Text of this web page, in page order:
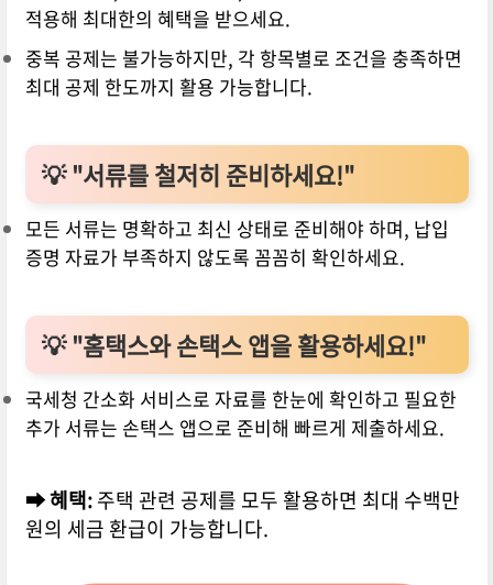
적용해 최대한의 혜택을 받으세요.
중복 공제는 불가능하지만, 각 항목별로 조건을 충족하면
최대 공제 한도까지 활용 가능합니다.
💡"서류를 철저히 준비하세요!"
모든 서류는 명확하고 최신 상태로 준비해야 하며, 납입
증명 자료가 부족하지 않도록 꼼꼼히 확인하세요.
💡"홈택스와 손택스 앱을 활용하세요!"
국세청 간소화 서비스로 자료를 한눈에 확인하고 필요한
추가 서류는 손택스 앱으로 준비해 빠르게 제출하세요.
➡ 혜택:주택 관련 공제를 모두 활용하면 최대 수백만
원의 세금 환급이 가능합니다.